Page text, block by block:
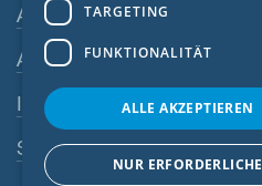
AGB
AEB
Impressum
SIGA-Meldesystem
TARGETING
FUNKTIONALITÄT
ALLE AKZEPTIEREN
NUR ERFORDERLICHE